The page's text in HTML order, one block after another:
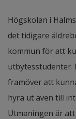
Högskolan i
det tidigare
kommun för att
utbytesstudenter.
framöver att
hyra ut även till
Utmaningen är